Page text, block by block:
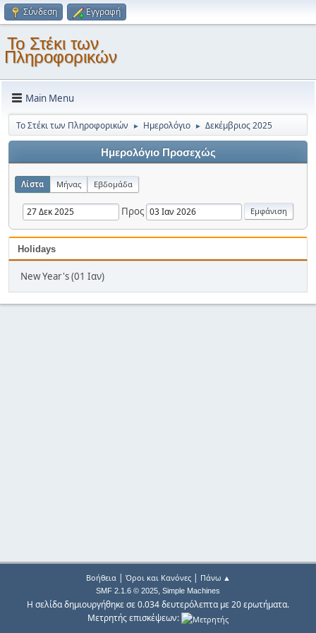
Σύνδεση Εγγραφή
Το Στέκι των
Πληροφορικών
Main Menu
Το Στέκι των Πληροφορικών ► Ημερολόγιο ► Δεκέμβριος 2025
Ημερολόγιο Προσεχώς
Λίστα Μήνας Εβδομάδα
Προς
Holidays
New Year's (01 Ιαν)
Βοήθεια| Όροι και Κανόνες| Πάνω ▲
SMF 2.1.6 © 2025, Simple Machines
Η σελίδα δημιουργήθηκε σε 0.034 δευτερόλεπτα με 20 ερωτήματα.
Μετρητής επισκέψεων: